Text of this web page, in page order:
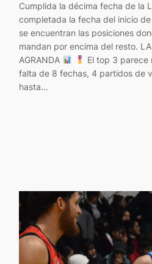
Cumplida la décima fecha de la
completada la fecha del inicio
se encuentran las posiciones
mandan por encima del resto. LA
AGRANDA
El top 3 parece
falta de 8 fechas, 4 partidos de
hasta…